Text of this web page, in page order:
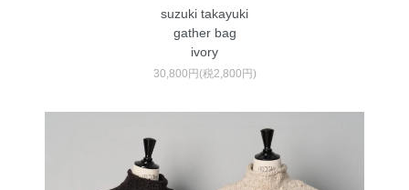
suzuki takayuki
gather bag
ivory
30,800円(税2,800円)